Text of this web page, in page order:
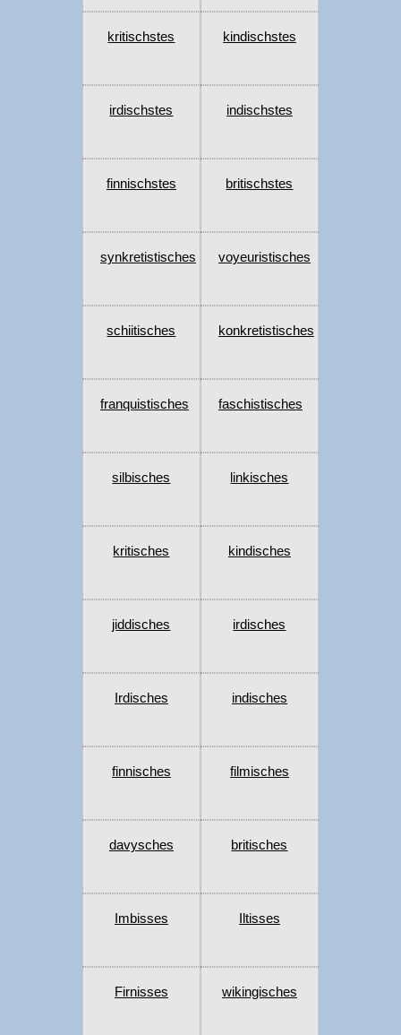
kritischstes kindischstes
irdischstes indischstes
finnischstes britischstes
synkretistisches voyeuristisches
schiitisches konkretistisches
franquistisches faschistisches
silbisches linkisches
kritisches kindisches
jiddisches irdisches
Irdisches indisches
finnisches filmisches
davysches britisches
Imbisses Iltisses
Firnisses wikingisches